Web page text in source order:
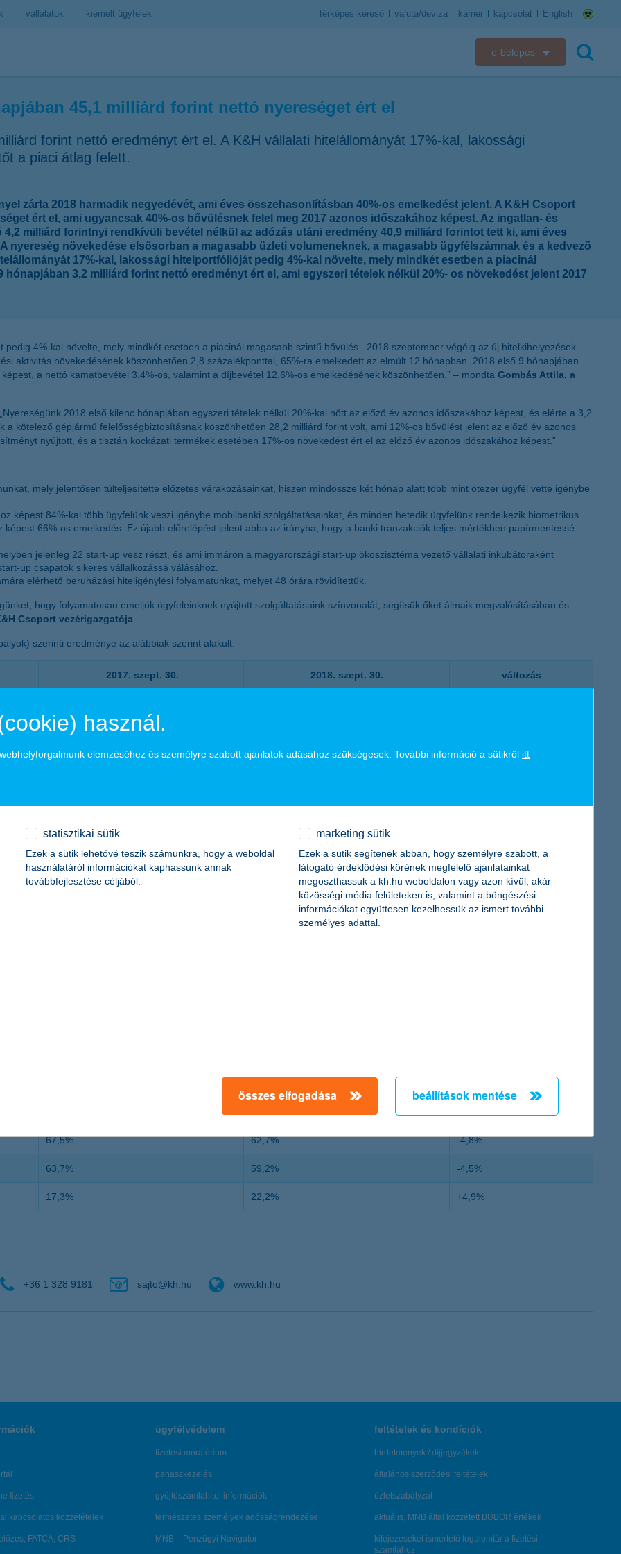
vállalatok kiemelt ügyfelek térképes kereső valuta/deviza karrier kapcsolat English
e-belépés
K&H Biztosító ügyfélportál
K&H SZÉP Kártya
45,1 milliárd forint nettó nyereséget ért el
forint nettó eredményt ért el. A K&H vállalati hitelállományát 17%-kal, lakossági
a piaci átlag felett.
zárta 2018 harmadik negyedévét, ami éves összehasonlításban 40%-os emelkedést jelent. A K&H Csoport
ért el, ami ugyancsak 40%-os bővülésnek felel meg 2017 azonos időszakához képest. Az ingatlan- és
milliárd forintnyi rendkívüli bevétel nélkül az adózás utáni eredmény 40,9 milliárd forintot tett ki, ami éves
nyereség növekedése elsősorban a magasabb üzleti volumeneknek, a magasabb ügyfélszámnak és a kedvező
17%-kal, lakossági hitelportfólióját pedig 4%-kal növelte, mely mindkét esetben a piacinál
3,2 milliárd forint nettó eredményt ért el, ami egyszeri tételek nélkül 20%- os növekedést jelent 2017
pedig 4%-kal növelte, mely mindkét esetben a piacinál magasabb szintű bővülés. 2018 szeptember végéig az új hitelkihelyezések
aktivitás növekedésének köszönhetően 2,8 százalékponttal, 65%-ra emelkedett az elmúlt 12 hónapban. 2018 első 9 hónapjában
a nettó kamatbevétel 3,4%-os, valamint a díjbevétel 12,6%-os emelkedésének köszönhetően.” – mondta Gombás Attila, a
2018 első kilenc hónapjában egyszeri tételek nélkül 20%-kal nőtt az előző év azonos időszakához képest, és elérte a 3,2
kötelező gépjármű felelősségbiztosításnak köszönhetően 28,2 milliárd forint volt, ami 12%-os bővülést jelent az előző év azonos
nyújtott, és a tisztán kockázati termékek esetében 17%-os növekedést ért el az előző év azonos időszakához képest.”
mely jelentősen túlteljesítette előzetes várakozásainkat, hiszen mindössze két hónap alatt több mint ötezer ügyfél vette igénybe
képest 84%-kal több ügyfelünk veszi igénybe mobilbanki szolgáltatásainkat, és minden hetedik ügyfelünk rendelkezik biometrikus
66%-os emelkedés. Ez újabb előrelépést jelent abba az irányba, hogy a banki tranzakciók teljes mértékben papírmentessé
jelenleg 22 start-up vesz részt, és ami immáron a magyarországi start-up ökoszisztéma vezető vállalati inkubátoraként
up csapatok sikeres vállalkozássá válásához.
elérhető beruházási hiteligénylési folyamatunkat, melyet 48 órára rövidítettük.
hogy folyamatosan emeljük ügyfeleinknek nyújtott szolgáltatásaink színvonalát, segítsük őket álmaik megvalósításában és
Csoport vezérigazgatója
szerinti eredménye az alábbiak szerint alakult:
2017. szept. 30. 2018. szept. 30. változás
1362
2199 2293 +4,3%
-69,5
-72,3 +4,0%
67,5% 62,7% -4,8%
63,7% 59,2% -4,5%
17,3% 22,2% +4,9%
+36 1 328 9181 sajto@kh.hu www.kh.hu
fizetés
kapcsolatos közzétételek
FATCA, CRS
ügyfélvédelem
fizetési moratórium
panaszkezelés
gyűjtőszámlahitel információk
természetes személyek adósságrendezése
MNB – Pénzügyi Navigátor
feltételek és kondíciók
hirdetmények / díjjegyzékek
általános szerződési feltételek
üzletszabályzat
aktuális, MNB által közzétett BUBOR értékek
kifejezéseket ismertető fogalomtár a fizetési
számlához
használ.
elemzéséhez és személyre szabott ajánlatok adásához szükségesek. További információ a sütikről itt
statisztikai sütik
Ezek a sütik lehetővé teszik számunkra, hogy a weboldal
használatáról információkat kaphassunk annak
továbbfejlesztése céljából.
marketing sütik
Ezek a sütik segítenek abban, hogy személyre szabott, a
látogató érdeklődési körének megfelelő ajánlatainkat
megoszthassuk a kh.hu weboldalon vagy azon kívül, akár
közösségi média felületeken is, valamint a böngészési
információkat együttesen kezelhessük az ismert további
személyes adattal.
összes elfogadása beállítások mentése